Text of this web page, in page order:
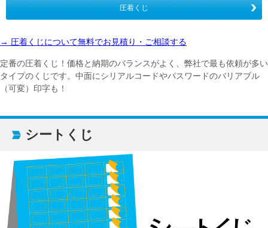
圧着くじ
→ 圧着くじについて無料でお見積り・ご相談する
定番の圧着くじ！価格と納期のバランスがよく、弊社で最も依頼が多い
タイプのくじです。中面にシリアルコードやパスワードのバリアブル
（可変）印字も！
シートくじ